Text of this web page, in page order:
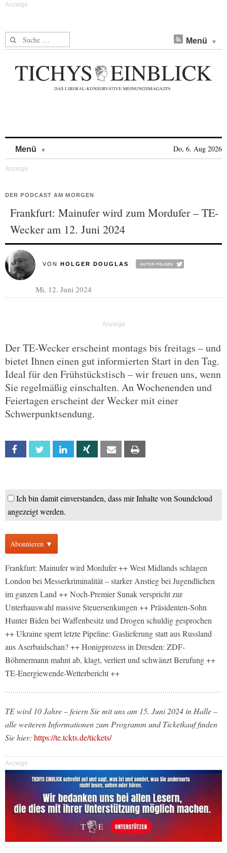
Suche nach: Menü
Menü Do, 6. Aug 2026
DER PODCAST AM MORGEN
Frankfurt: Mainufer wird zum Mordufer – TE-
Wecker am 12. Juni 2024
VON HOLGER DOUGLAS
Mi, 12. Juni 2024
Der TE-Wecker erscheint montags bis freitags – und
bietet Ihnen einen gut informierten Start in den Tag.
Ideal für den Frühstückstisch – wir freuen uns, wenn
Sie regelmäßig einschalten. An Wochenenden und
Feiertagen erscheint der Wecker mit einer
Schwerpunktsendung.
Facebook Twitter Linkedin Xing Email
Ich bin damit einverstanden, dass mir Inhalte von Soundcloud
angezeigt werden.
Abonnieren ▼
Frankfurt: Mainufer wird Mordufer ++ West Midlands schlagen
London bei Messerkriminalität – starker Anstieg bei Jugendlichen
im ganzen Land ++ Noch-Premier Sunak verspricht zur
Unterhauswahl massive Steuersenkungen ++ Präsidenten-Sohn
Hunter Biden bei Waffenbesitz und Drogen schuldig gesprochen
++ Ukraine sperrt letzte Pipeline: Gaslieferung statt aus Russland
aus Aserbaidschan? ++ Honigprozess in Dresden: ZDF-
Böhmermann mahnt ab, klagt, verliert und schwänzt Berufung ++
TE-Energiewende-Wetterbericht ++
TE wird 10 Jahre – feiern Sie mit uns am 15. Juni 2024 in Halle –
alle weiteren Informationen zum Programm und Ticketkauf finden
Sie hier: https://te.tckts.de/tickets/
Anzeige